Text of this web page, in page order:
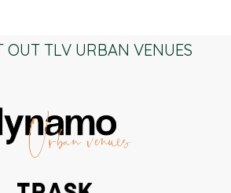
OUT TLV URBAN VENUES